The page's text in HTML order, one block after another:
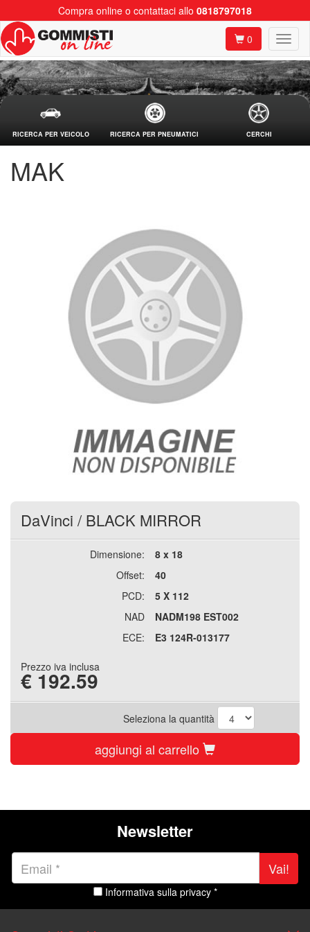
Compra online o contattaci allo 0818797018
0
RICERCA PER VEICOLO RICERCA PER PNEUMATICI CERCHI
MAK
DaVinci / BLACK MIRROR
Dimensione:
8 x 18
Offset:
40
PCD:
5 X 112
NAD
NADM198 EST002
ECE:
E3 124R-013177
Prezzo iva inclusa
€ 192.59
Seleziona la quantità
aggiungi al carrello
Newsletter
Vai!
Informativa sulla privacy *